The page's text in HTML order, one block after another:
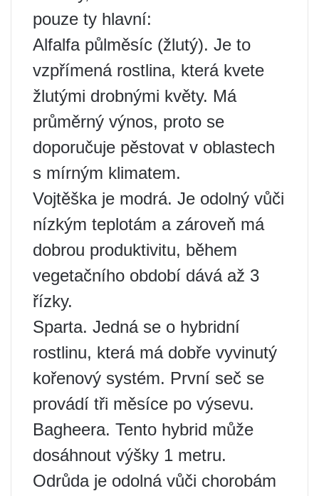
pouze ty hlavní:
Alfalfa půlměsíc (žlutý). Je to
vzpřímená rostlina, která kvete
žlutými drobnými květy. Má
průměrný výnos, proto se
doporučuje pěstovat v oblastech
s mírným klimatem.
Vojtěška je modrá. Je odolný vůči
nízkým teplotám a zároveň má
dobrou produktivitu, během
vegetačního období dává až 3
řízky.
Sparta. Jedná se o hybridní
rostlinu, která má dobře vyvinutý
kořenový systém. První seč se
provádí tři měsíce po výsevu.
Bagheera. Tento hybrid může
dosáhnout výšky 1 metru.
Odrůda je odolná vůči chorobám